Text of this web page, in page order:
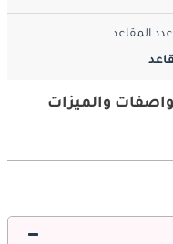
عدد المقاعد